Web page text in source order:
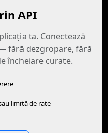
API
ta. Conectează
fără dezgropare, fără
încheiare curate.
limită de rate